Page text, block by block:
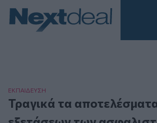
ΕΚΠΑΙΔΕΥΣΗ
Τραγικά τα